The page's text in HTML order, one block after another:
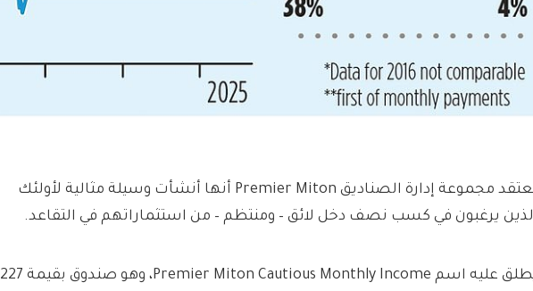
تعتقد مجموعة إدارة الصناديق Premier Miton أنها أنشأت وسيلة مثالية لأولئك
يرغبون في كسب نصف دخل لائق – ومنتظم – من استثماراتهم في التقاعد.
يطلق عليه اسم Premier Miton Cautious Monthly Income، وهو صندوق بقيمة 227